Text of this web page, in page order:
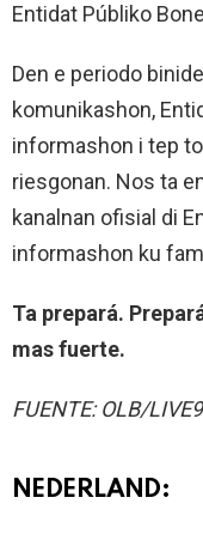
Entidat Públiko
Den e periodo
komunikashon,
informashon i tep
riesgonan. Nos ta
kanalnan ofisial di
informashon ku
Ta prepará.
mas fuerte.
FUENTE: OLB/
NEDERLAND: